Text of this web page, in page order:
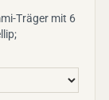
Träger mit 6